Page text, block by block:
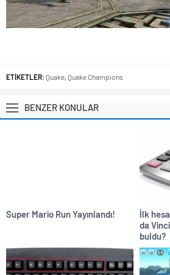
ETİKETLER: Quake, Quake Champions
BENZER KONULAR
Super Mario Run Yayınlandı!
İlk
da
buldu?